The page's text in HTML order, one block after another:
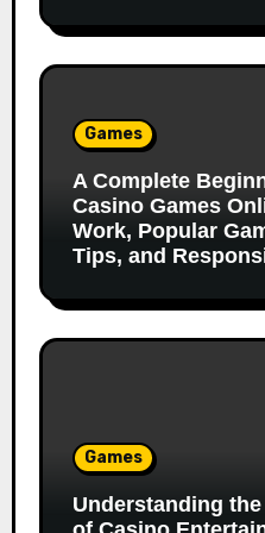
Games
A Complete
Casino Games
Work, Popular
Tips, and
Games
Understanding